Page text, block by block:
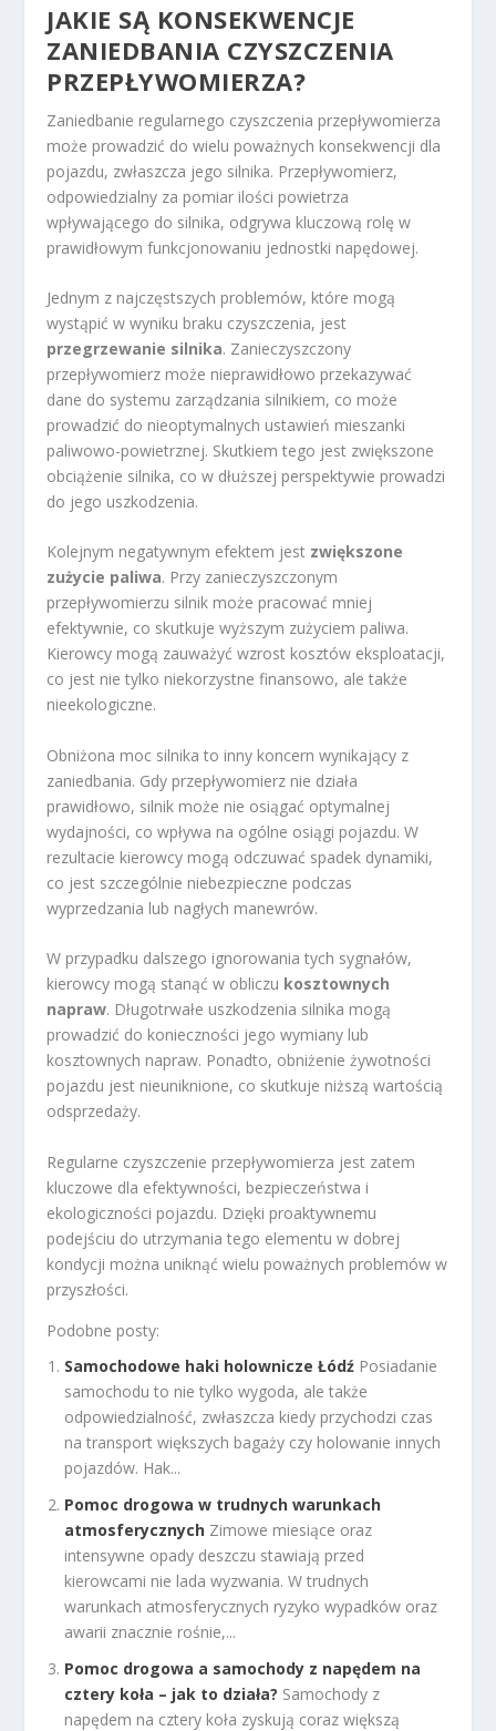
JAKIE SĄ KONSEKWENCJE
ZANIEDBANIA CZYSZCZENIA
PRZEPŁYWOMIERZA?
Zaniedbanie regularnego czyszczenia przepływomierza
może prowadzić do wielu poważnych konsekwencji dla
pojazdu, zwłaszcza jego silnika. Przepływomierz,
odpowiedzialny za pomiar ilości powietrza
wpływającego do silnika, odgrywa kluczową rolę w
prawidłowym funkcjonowaniu jednostki napędowej.
Jednym z najczęstszych problemów, które mogą
wystąpić w wyniku braku czyszczenia, jest
przegrzewanie silnika. Zanieczyszczony
przepływomierz może nieprawidłowo przekazywać
dane do systemu zarządzania silnikiem, co może
prowadzić do nieoptymalnych ustawień mieszanki
paliwowo-powietrznej. Skutkiem tego jest zwiększone
obciążenie silnika, co w dłuższej perspektywie prowadzi
do jego uszkodzenia.
Kolejnym negatywnym efektem jest zwiększone
zużycie paliwa. Przy zanieczyszczonym
przepływomierzu silnik może pracować mniej
efektywnie, co skutkuje wyższym zużyciem paliwa.
Kierowcy mogą zauważyć wzrost kosztów eksploatacji,
co jest nie tylko niekorzystne finansowo, ale także
nieekologiczne.
Obniżona moc silnika to inny koncern wynikający z
zaniedbania. Gdy przepływomierz nie działa
prawidłowo, silnik może nie osiągać optymalnej
wydajności, co wpływa na ogólne osiągi pojazdu. W
rezultacie kierowcy mogą odczuwać spadek dynamiki,
co jest szczególnie niebezpieczne podczas
wyprzedzania lub nagłych manewrów.
W przypadku dalszego ignorowania tych sygnałów,
kierowcy mogą stanąć w obliczu kosztownych
napraw. Długotrwałe uszkodzenia silnika mogą
prowadzić do konieczności jego wymiany lub
kosztownych napraw. Ponadto, obniżenie żywotności
pojazdu jest nieuniknione, co skutkuje niższą wartością
odsprzedaży.
Regularne czyszczenie przepływomierza jest zatem
kluczowe dla efektywności, bezpieczeństwa i
ekologiczności pojazdu. Dzięki proaktywnemu
podejściu do utrzymania tego elementu w dobrej
kondycji można uniknąć wielu poważnych problemów w
przyszłości.
Podobne posty:
Samochodowe haki holownicze Łódź Posiadanie
samochodu to nie tylko wygoda, ale także
odpowiedzialność, zwłaszcza kiedy przychodzi czas
na transport większych bagaży czy holowanie innych
pojazdów. Hak...
Pomoc drogowa w trudnych warunkach
atmosferycznych Zimowe miesiące oraz
intensywne opady deszczu stawiają przed
kierowcami nie lada wyzwania. W trudnych
warunkach atmosferycznych ryzyko wypadków oraz
awarii znacznie rośnie,...
Pomoc drogowa a samochody z napędem na
cztery koła – jak to działa? Samochody z
napędem na cztery koła zyskują coraz większą